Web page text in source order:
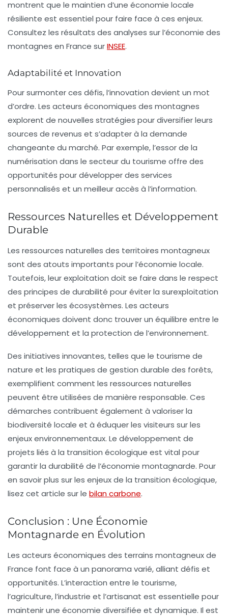
montrent que le maintien d’une économie locale
résiliente est essentiel pour faire face à ces enjeux.
Consultez les résultats des analyses sur l’économie des
montagnes en France surINSEE.
Adaptabilité et Innovation
Pour surmonter ces défis, l’innovation devient un mot
d’ordre. Les acteurs économiques des montagnes
explorent de nouvelles stratégies pour diversifier leurs
sources de revenus et s’adapter à la demande
changeante du marché. Par exemple, l’essor de la
numérisation dans le secteur du tourisme offre des
opportunités pour développer des services
personnalisés et un meilleur accès à l’information.
Ressources Naturelles et Développement
Durable
Les ressources naturelles des territoires montagneux
sont des atouts importants pour l’économie locale.
Toutefois, leur exploitation doit se faire dans le respect
des principes de durabilité pour éviter la surexploitation
et préserver les écosystèmes. Les acteurs
économiques doivent donc trouver un équilibre entre le
développement et la protection de l’environnement.
Des initiatives innovantes, telles que le tourisme de
nature et les pratiques de gestion durable des forêts,
exemplifient comment les ressources naturelles
peuvent être utilisées de manière responsable. Ces
démarches contribuent également à valoriser la
biodiversité locale et à éduquer les visiteurs sur les
enjeux environnementaux. Le développement de
projets liés à la transition écologique est vital pour
garantir la durabilité de l’économie montagnarde. Pour
en savoir plus sur les enjeux de la transition écologique,
lisez cet article sur le bilan carbone.
Conclusion : Une Économie
Montagnarde en Évolution
Les acteurs économiques des terrains montagneux de
France font face à un panorama varié, alliant défis et
opportunités. L’interaction entre le tourisme,
l’agriculture, l’industrie et l’artisanat est essentielle pour
maintenir une économie diversifiée et dynamique. Il est